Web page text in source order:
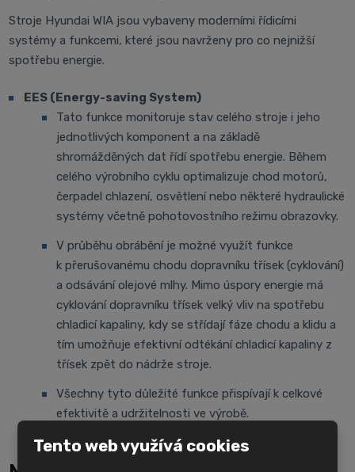
Stroje Hyundai WIA jsou vybaveny moderními řídicími
systémy a funkcemi, které jsou navrženy pro co nejnižší
spotřebu energie.
EES (Energy-saving System)
Tato funkce monitoruje stav celého stroje i jeho
jednotlivých komponent a na základě
shromážděných dat řídí spotřebu energie. Během
celého výrobního cyklu optimalizuje chod motorů,
čerpadel chlazení, osvětlení nebo některé hydraulické
systémy včetně pohotovostního režimu obrazovky.
V průběhu obrábění je možné využít funkce
k přerušovanému chodu dopravníku třísek (cyklování)
a odsávání olejové mlhy. Mimo úspory energie má
cyklování dopravníku třísek velký vliv na spotřebu
chladicí kapaliny, kdy se střídají fáze chodu a klidu a
tím umožňuje efektivní odtékání chladicí kapaliny z
třísek zpět do nádrže stroje.
Všechny tyto důležité funkce přispívají k celkové
efektivitě a udržitelnosti ve výrobě.
Tento web využívá cookies